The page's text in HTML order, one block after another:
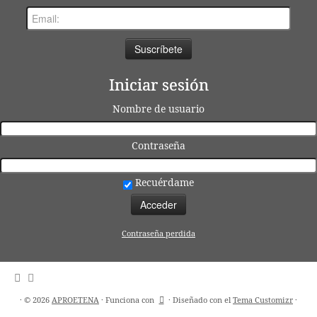
Iniciar sesión
Nombre de usuario
Contraseña
Recuérdame
Contraseña perdida
· © 2026 APROETENA · Funciona con · Diseñado con el Tema Customizr ·